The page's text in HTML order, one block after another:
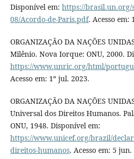
Disponível em: https://brasil.un.org/
08/Acordo-de-Paris.pdf. Acesso em:
ORGANIZAÇÃO DA NAÇÕES
Milênio. Nova Iorque: ONU, 2000.
https://www.unric.org/html/
Acesso em: 1º jul. 2023.
ORGANIZAÇÃO DA NAÇÕES
Universal dos Direitos Humanos.
ONU, 1948. Disponível em:
https://www.unicef.org/brazil/
direitos-humanos. Acesso em: 5 jun.